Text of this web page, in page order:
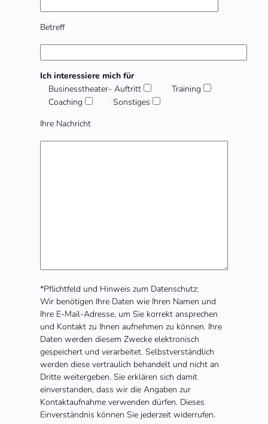
Betreff
Ich interessiere mich für
Businesstheater- Auftritt
Training
Coaching
Sonstiges
Ihre Nachricht
*Pflichtfeld und Hinweis zum Datenschutz:
Wir benötigen Ihre Daten wie Ihren Namen und
Ihre E-Mail-Adresse, um Sie korrekt ansprechen
und Kontakt zu Ihnen aufnehmen zu können. Ihre
Daten werden diesem Zwecke elektronisch
gespeichert und verarbeitet. Selbstverständlich
werden diese vertraulich behandelt und nicht an
Dritte weitergeben. Sie erklären sich damit
einverstanden, dass wir die Angaben zur
Kontaktaufnahme verwenden dürfen. Dieses
Einverständnis können Sie jederzeit widerrufen.